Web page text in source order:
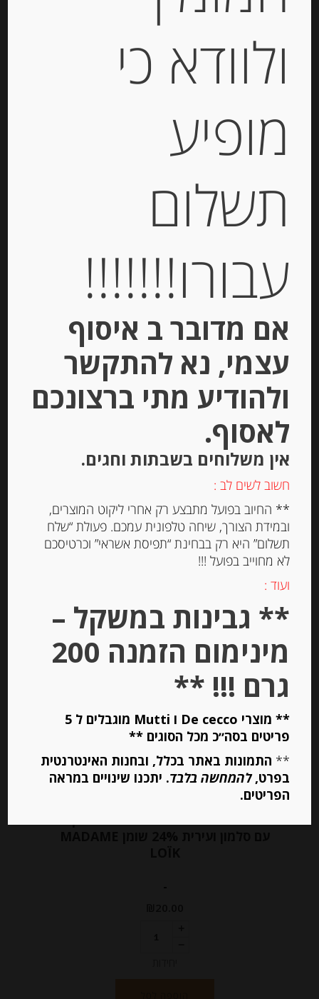
Maso
18.00
יחידות
Stock
שומן ISIGNY
-
₪39.00
הוספה לסל
Stock
-
ולוודא כי
מופיע
תשלום
עבורו!!!!!!!
אם מדובר ב איסוף
עצמי, נא להתקשר
ולהודיע מתי ברצונכם
לאסוף.
אין משלוחים בשבתות וחגים.
חשוב לשים לב :
** החיוב בפועל מתבצע רק אחרי ליקוט המוצרים,
ובמידת הצורך, שיחה טלפונית עמכם. פעולת “שלח
תשלום” היא רק בבחינת “תפיסת אשראי” וכרטיסכם
לא מחוייב בפועל !!!
ועוד :
** גבינות במשקל –
מינימום הזמנה 200
גרם !!! **
** מוצרי De cecco ו Mutti מוגבלים ל 5
פריטים בסה״כ מכל הסוגים **
** התמונות באתר בכלל, ובחנות האינטרנטית
בפרט,להמחשה בלבד. יתכנו שינויים במראה
הפריטים.